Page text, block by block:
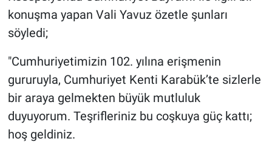
konuşma yapan Vali Yavuz özetle şunları
söyledi;
"Cumhuriyetimizin 102. yılına erişmenin
gururuyla, Cumhuriyet Kenti Karabük’te sizlerle
bir araya gelmekten büyük mutluluk
duyuyorum. Teşrifleriniz bu coşkuya güç kattı;
hoş geldiniz.